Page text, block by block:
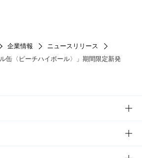
企業情報
ニュースリリース
缶〈ピーチハイボール〉」期間限定新発